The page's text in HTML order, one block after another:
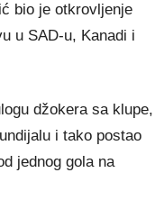
bio je otkrovljenje
u SAD-u, Kanadi i
džokera sa klupe,
i tako postao
jednog gola na